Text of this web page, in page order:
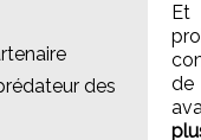
des
de